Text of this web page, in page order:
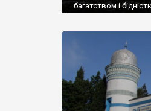
багатством і